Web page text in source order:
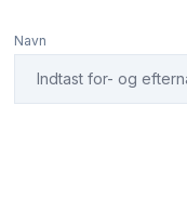
Navn